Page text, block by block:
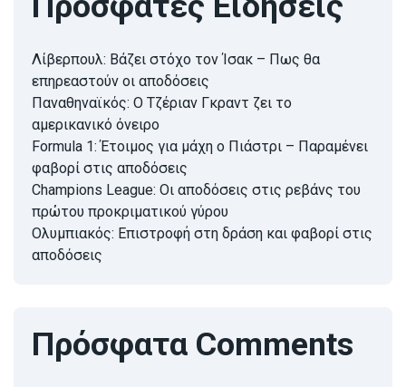
Λίβερπουλ: Βάζει στόχο τον Ίσακ – Πως θα
επηρεαστούν οι αποδόσεις
Παναθηναϊκός: Ο Τζέριαν Γκραντ ζει το
αμερικανικό όνειρο
Formula 1: Έτοιμος για μάχη ο Πιάστρι – Παραμένει
φαβορί στις αποδόσεις
Champions League: Οι αποδόσεις στις ρεβάνς του
πρώτου προκριματικού γύρου
Ολυμπιακός: Επιστροφή στη δράση και φαβορί στις
αποδόσεις
Πρόσφατα Comments